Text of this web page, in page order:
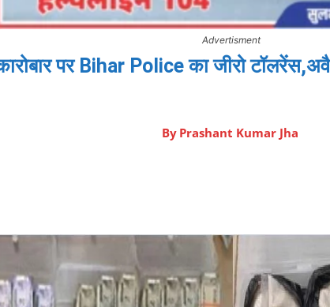
Advertisment
पर Bihar Police का जीरो
By Prashant Kumar Jha